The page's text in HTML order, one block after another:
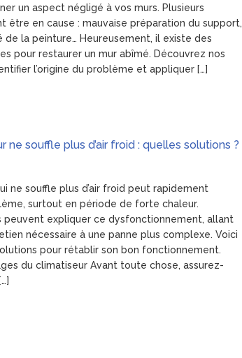
un aspect négligé à vos murs. Plusieurs
être en cause : mauvaise préparation du support,
de la peinture… Heureusement, il existe des
pour restaurer un mur abîmé. Découvrez nos
l’origine du problème et appliquer […]
ne souffle plus d’air froid : quelles solutions ?
ne souffle plus d’air froid peut rapidement
surtout en période de forte chaleur.
peuvent expliquer ce dysfonctionnement, allant
nécessaire à une panne plus complexe. Voici
pour rétablir son bon fonctionnement.
du climatiseur Avant toute chose, assurez-